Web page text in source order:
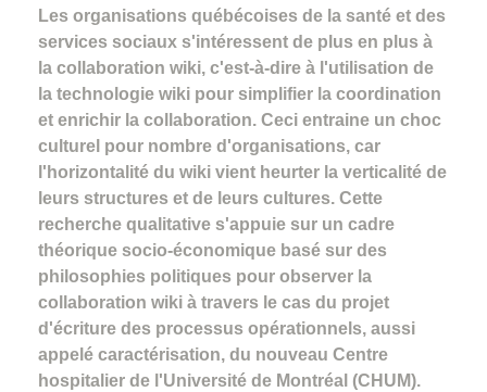
Les organisations québécoises de la santé et des
services sociaux s'intéressent de plus en plus à
la collaboration wiki, c'est-à-dire à l'utilisation de
la technologie wiki pour simplifier la coordination
et enrichir la collaboration. Ceci entraine un choc
culturel pour nombre d'organisations, car
l'horizontalité du wiki vient heurter la verticalité de
leurs structures et de leurs cultures. Cette
recherche qualitative s'appuie sur un cadre
théorique socio-économique basé sur des
philosophies politiques pour observer la
collaboration wiki à travers le cas du projet
d'écriture des processus opérationnels, aussi
appelé caractérisation, du nouveau Centre
hospitalier de l'Université de Montréal (CHUM).